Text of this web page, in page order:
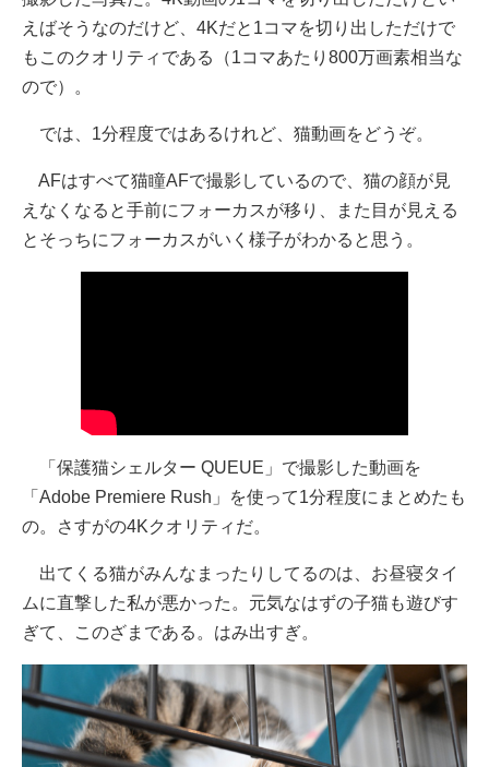
えばそうなのだけど、4Kだと1コマを切り出しただけで
もこのクオリティである（1コマあたり800万画素相当な
ので）。
では、1分程度ではあるけれど、猫動画をどうぞ。
AFはすべて猫瞳AFで撮影しているので、猫の顔が見
えなくなると手前にフォーカスが移り、また目が見える
とそっちにフォーカスがいく様子がわかると思う。
「保護猫シェルター QUEUE」で撮影した動画を
「Adobe Premiere Rush」を使って1分程度にまとめたも
の。さすがの4Kクオリティだ。
出てくる猫がみんなまったりしてるのは、お昼寝タイ
ムに直撃した私が悪かった。元気なはずの子猫も遊びす
ぎて、このざまである。はみ出すぎ。